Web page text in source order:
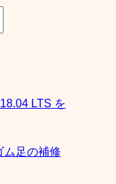
LTS を
ム足の補修